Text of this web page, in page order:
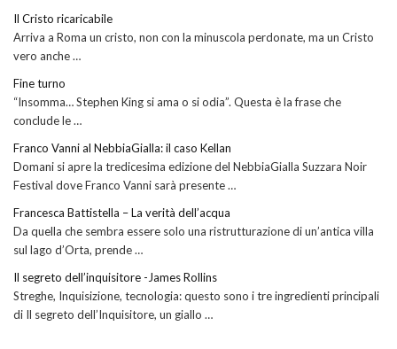
Il Cristo ricaricabile
Arriva a Roma un cristo, non con la minuscola perdonate, ma un Cristo
vero anche …
Fine turno
“Insomma… Stephen King si ama o si odia”. Questa è la frase che
conclude le …
Franco Vanni al NebbiaGialla: il caso Kellan
Domani si apre la tredicesima edizione del NebbiaGialla Suzzara Noir
Festival dove Franco Vanni sarà presente …
Francesca Battistella – La verità dell’acqua
Da quella che sembra essere solo una ristrutturazione di un’antica villa
sul lago d’Orta, prende …
Il segreto dell’inquisitore -James Rollins
Streghe, Inquisizione, tecnologia: questo sono i tre ingredienti principali
di Il segreto dell’Inquisitore, un giallo …